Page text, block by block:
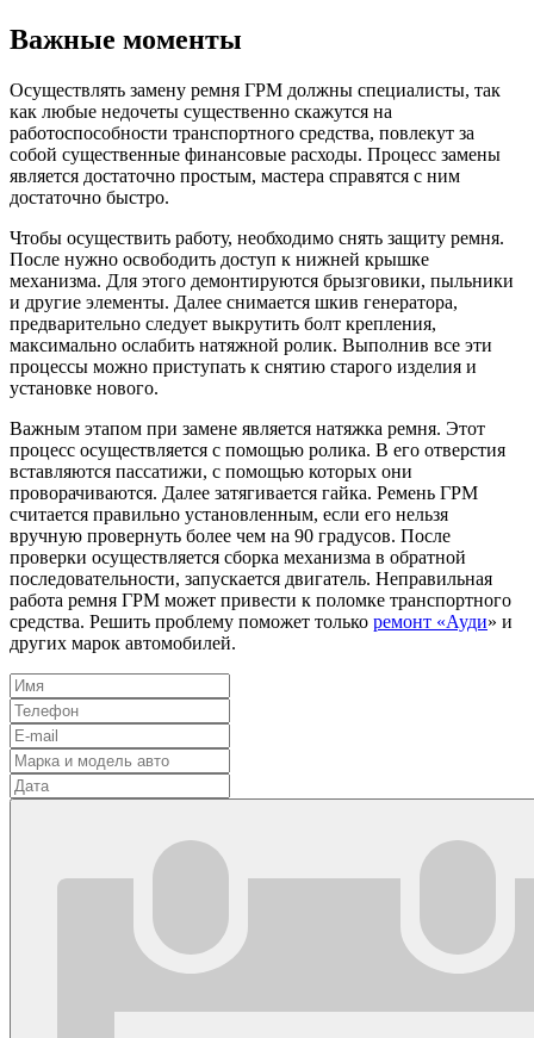
Важные моменты
Осуществлять замену ремня ГРМ должны специалисты, так
как любые недочеты существенно скажутся на
работоспособности транспортного средства, повлекут за
собой существенные финансовые расходы. Процесс замены
является достаточно простым, мастера справятся с ним
достаточно быстро.
Чтобы осуществить работу, необходимо снять защиту ремня.
После нужно освободить доступ к нижней крышке
механизма. Для этого демонтируются брызговики, пыльники
и другие элементы. Далее снимается шкив генератора,
предварительно следует выкрутить болт крепления,
максимально ослабить натяжной ролик. Выполнив все эти
процессы можно приступать к снятию старого изделия и
установке нового.
Важным этапом при замене является натяжка ремня. Этот
процесс осуществляется с помощью ролика. В его отверстия
вставляются пассатижи, с помощью которых они
проворачиваются. Далее затягивается гайка. Ремень ГРМ
считается правильно установленным, если его нельзя
вручную провернуть более чем на 90 градусов. После
проверки осуществляется сборка механизма в обратной
последовательности, запускается двигатель. Неправильная
работа ремня ГРМ может привести к поломке транспортного
средства. Решить проблему поможет только ремонт «Ауди» и
других марок автомобилей.